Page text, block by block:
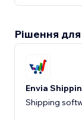
Рішення для
Envia
Shipping